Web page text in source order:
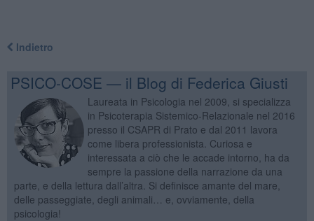
Indietro
PSICO-COSE — il Blog di Federica Giusti
Laureata in Psicologia nel 2009, si specializza
in Psicoterapia Sistemico-Relazionale nel 2016
presso il CSAPR di Prato e dal 2011 lavora
come libera professionista. Curiosa e
interessata a ciò che le accade intorno, ha da
sempre la passione della narrazione da una
parte, e della lettura dall’altra. Si definisce amante del mare,
delle passeggiate, degli animali… e, ovviamente, della
psicologia!